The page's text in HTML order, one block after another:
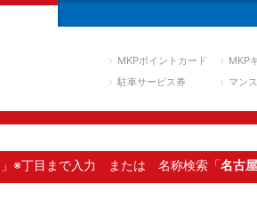
MKPポイントカード
MKP
駐車サービス券
マン
」※丁目まで入力 または 名称検索「名古